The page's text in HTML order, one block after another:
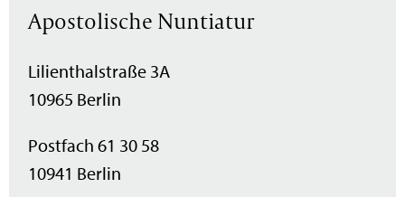
Apostolische Nuntiatur
Lilienthalstraße 3A
10965 Berlin
Postfach 61 30 58
10941 Berlin